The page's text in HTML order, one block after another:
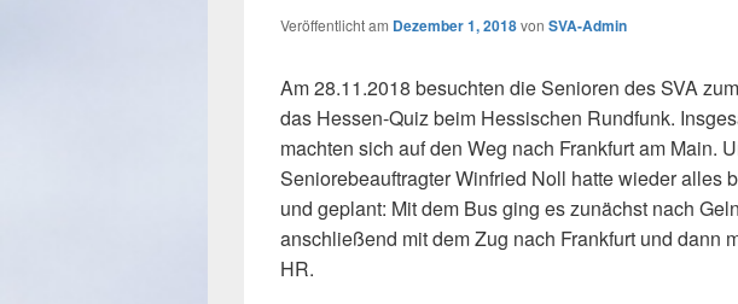
Veröffentlicht am Dezember 1, 2018von SVA-Admin
Am 28.11.2018 besuchten die Senioren des SVA
das Hessen-Quiz beim Hessischen Rundfunk.
machten sich auf den Weg nach Frankfurt am Main.
Seniorebeauftragter Winfried Noll hatte wieder alles
und geplant: Mit dem Bus ging es zunächst nach
anschließend mit dem Zug nach Frankfurt und dann
HR.